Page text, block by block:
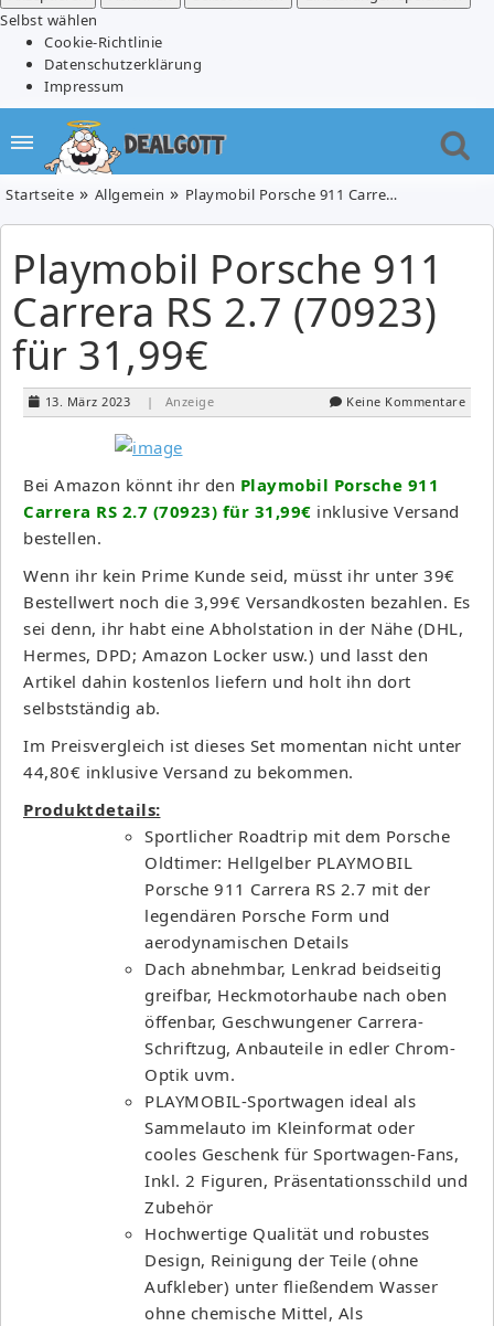
Selbst wählen
Cookie-Richtlinie
Datenschutzerklärung
Impressum
Startseite Allgemein Playmobil Porsche 911 Carrera RS 2.7 (70923) für 31,99€
Playmobil Porsche 911
Carrera RS 2.7 (70923)
für 31,99€
13. März 2023 | Anzeige Keine Kommentare
Bei Amazon könnt ihr den Playmobil Porsche 911
Carrera RS 2.7 (70923) für 31,99€ inklusive Versand
bestellen.
Wenn ihr kein Prime Kunde seid, müsst ihr unter 39€
Bestellwert noch die 3,99€ Versandkosten bezahlen. Es
sei denn, ihr habt eine Abholstation in der Nähe (DHL,
Hermes, DPD; Amazon Locker usw.) und lasst den
Artikel dahin kostenlos liefern und holt ihn dort
selbstständig ab.
Im Preisvergleich ist dieses Set momentan nicht unter
44,80€ inklusive Versand zu bekommen.
Produktdetails:
Sportlicher Roadtrip mit dem Porsche
Oldtimer: Hellgelber PLAYMOBIL
Porsche 911 Carrera RS 2.7 mit der
legendären Porsche Form und
aerodynamischen Details
Dach abnehmbar, Lenkrad beidseitig
greifbar, Heckmotorhaube nach oben
öffenbar, Geschwungener Carrera-
Schriftzug, Anbauteile in edler Chrom-
Optik uvm.
PLAYMOBIL-Sportwagen ideal als
Sammelauto im Kleinformat oder
cooles Geschenk für Sportwagen-Fans,
Inkl. 2 Figuren, Präsentationsschild und
Zubehör
Hochwertige Qualität und robustes
Design, Reinigung der Teile (ohne
Aufkleber) unter fließendem Wasser
ohne chemische Mittel, Als